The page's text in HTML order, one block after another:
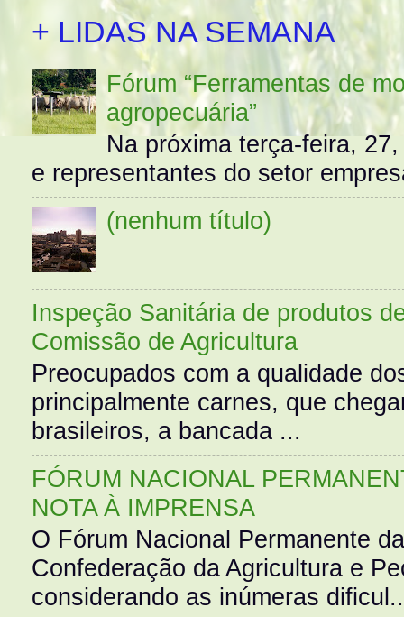
+ LIDAS NA SEMANA
Fórum “Ferramentas de
agropecuária”
Na próxima terça-feira,
e representantes do setor
(nenhum título)
Inspeção Sanitária de produtos
Comissão de Agricultura
Preocupados com a qualidade
principalmente carnes, que
brasileiros, a bancada ...
FÓRUM NACIONAL
NOTA À IMPRENSA
O Fórum Nacional Permanente
Confederação da Agricultura e
considerando as inúmeras